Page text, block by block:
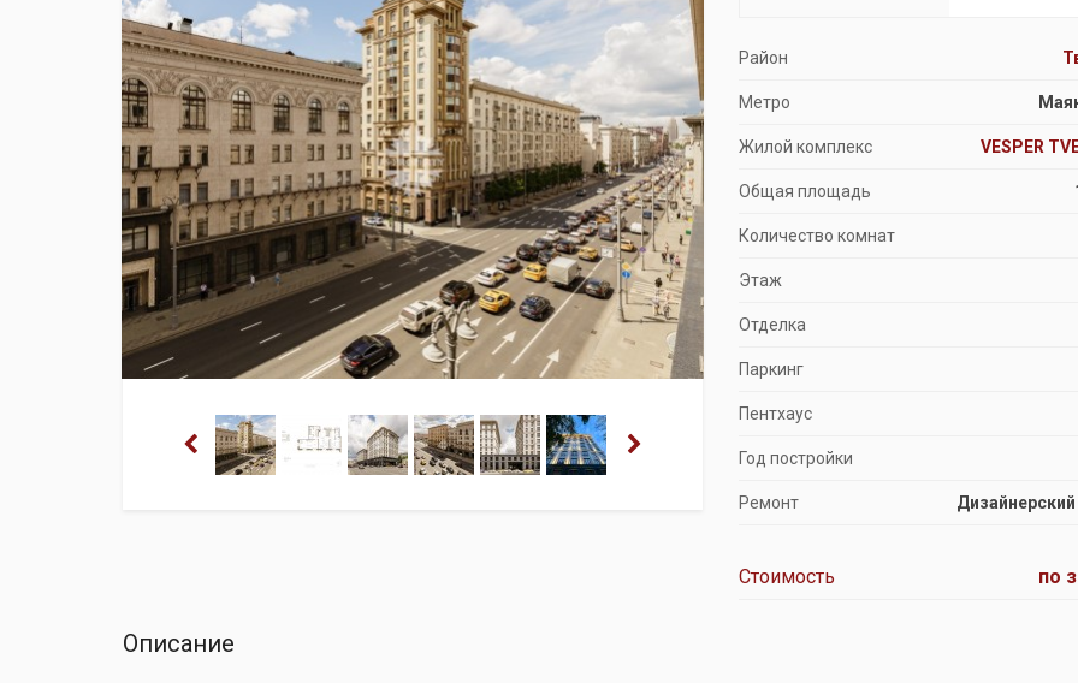
Продажа особняков
Помещения свободного назначения
Район
Метро
Жилой комплекс VESPER
Общая площадь
Количество комнат
Этаж
Отделка
Паркинг
Пентхаус
Год постройки
Ремонт
Стоимость по
Описание